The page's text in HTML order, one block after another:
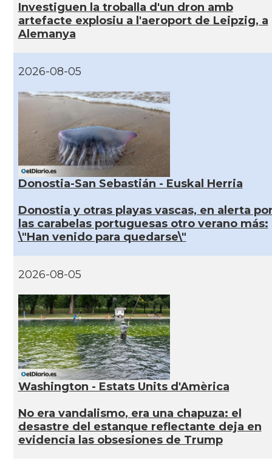
Investiguen la troballa d'un dron amb
artefacte explosiu a l'aeroport de Leipzig, a
Alemanya
2026-08-05
Donostia-San Sebastián - Euskal Herria
Donostia y otras playas vascas, en alerta
las carabelas portuguesas otro verano más:
\"Han venido para quedarse\"
2026-08-05
Washington - Estats Units d'Amèrica
No era vandalismo, era una chapuza: el
desastre del estanque reflectante deja en
evidencia las obsesiones de Trump